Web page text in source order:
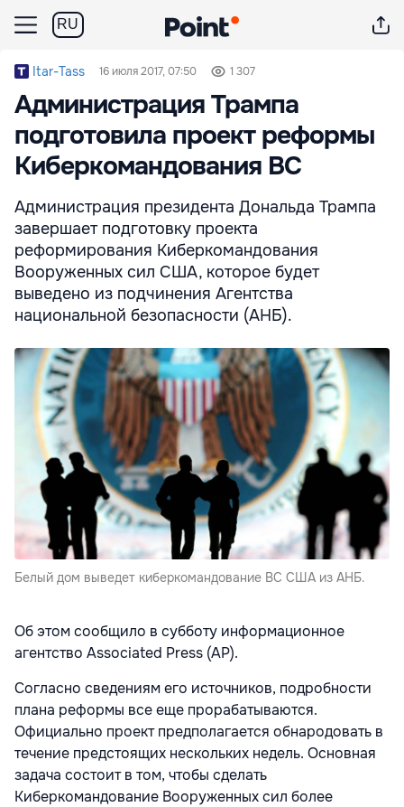
RU
Itar-Tass 16 июля 2017, 07:50 1 307
Администрация Трампа
подготовила проект реформы
Киберкомандования ВС
Администрация президента Дональда Трампа
завершает подготовку проекта
реформирования Киберкомандования
Вооруженных сил США, которое будет
выведено из подчинения Агентства
национальной безопасности (АНБ).
Белый дом выведет киберкомандование ВС США из АНБ.
Об этом сообщило в субботу информационное
агентство Associated Press (AP).
Согласно сведениям его источников, подробности
плана реформы все еще прорабатываются.
Официально проект предполагается обнародовать в
течение предстоящих нескольких недель. Основная
задача состоит в том, чтобы сделать
Киберкомандование Вооруженных сил более